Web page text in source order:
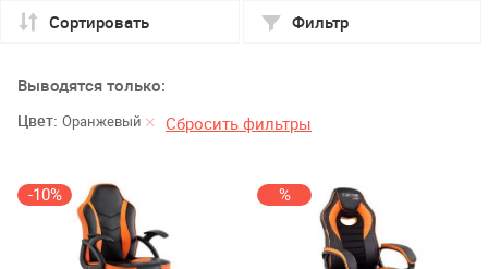
Сортировать Фильтр
Выводятся только:
Цвет: Оранжевый Сбросить фильтры
-10% %